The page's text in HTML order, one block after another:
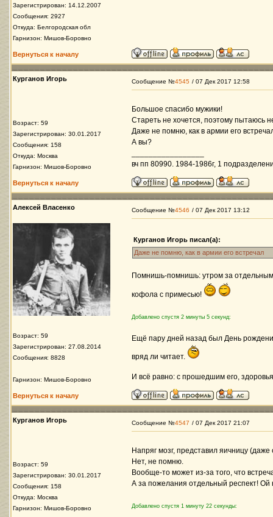
Зарегистрирован: 14.12.2007
Сообщения: 2927
Откуда: Белгородская обл
Гарнизон: Мишов-Боровно
Вернуться к началу
Курганов Игорь
Возраст: 59
Зарегистрирован: 30.01.2017
Сообщения: 158
Откуда: Москва
Гарнизон: Мишов-Боровно
Сообщение №4545 / 07 Дек 2017 12:58
Большое спасибо мужики!
Стареть не хочется, поэтому пытаюсь
Даже не помню, как в армии его
А вы?
вч пп 80990. 1984-1986г, 1
Вернуться к началу
Алексей Власенко
Возраст: 59
Зарегистрирован: 27.08.2014
Сообщения: 8828
Гарнизон: Мишов-Боровно
Сообщение №4546 / 07 Дек 2017 13:12
Курганов Игорь писал(а):
Даже не помню, как в армии его встречал
Помнишь-помнишь: утром за отдельным
кофола с примесью!
Добавлено спустя 2 минуты 5 секунд:
Ещё пару дней назад был День
вряд ли читает.
И всё равно: с прошедшим его,
Вернуться к началу
Курганов Игорь
Возраст: 59
Зарегистрирован: 30.01.2017
Сообщения: 158
Откуда: Москва
Гарнизон: Мишов-Боровно
Сообщение №4547 / 07 Дек 2017 21:07
Напряг мозг, представил яичницу
Нет, не помню.
Вообще-то может из-за того, что
А за пожелания отдельный респект! Ой
Добавлено спустя 1 минуту 22 секунды: